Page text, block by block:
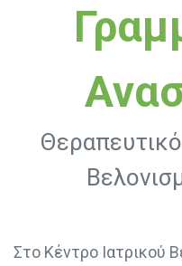
Στο Κέντρο Ιατρικού